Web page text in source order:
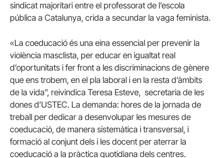
sindicat majoritari entre el professorat de l’escola
pública a Catalunya, crida a secundar la vaga feminista.
«La coeducació és una eina essencial per prevenir la
violència masclista, per educar en igualtat real
d’oportunitats i fer front a les discriminacions de gènere
que ens trobem, en el pla laboral i en la resta d’àmbits
de la vida”, reivindica Teresa Esteve, secretaria de les
dones d’USTEC. La demanda: hores de la jornada de
treball per dedicar a desenvolupar les mesures de
coeducació, de manera sistemàtica i transversal, i
formació al conjunt dels i les docent per aterrar la
coeducació a la pràctica quotidiana dels centres.